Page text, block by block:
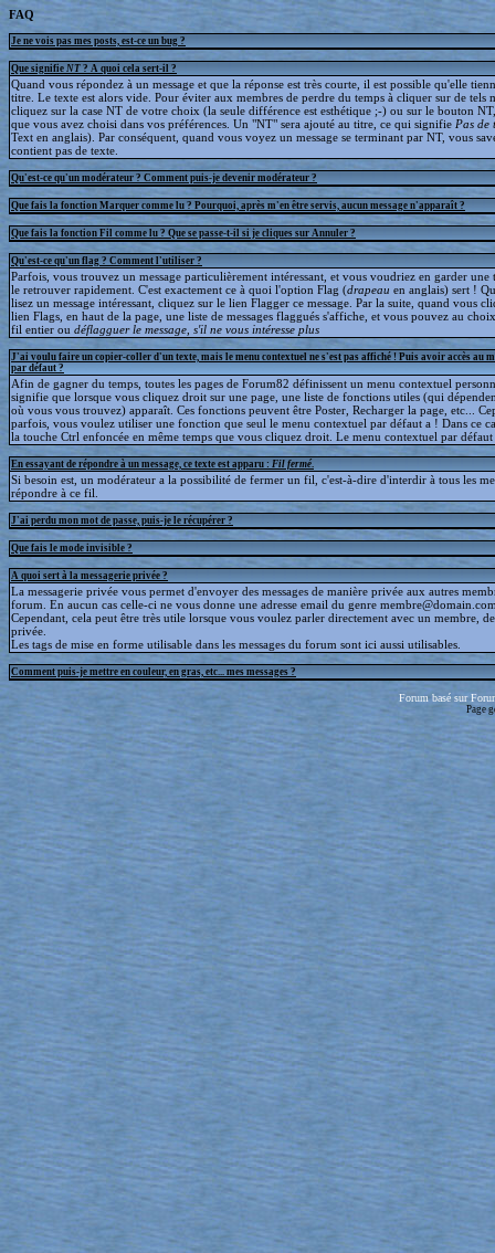
FAQ
Je ne vois pas mes posts, est-ce un bug ?
Que signifie NT ? A quoi cela sert-il ?
Quand vous répondez à un message et que la réponse est très courte, il est possible qu'elle
titre. Le texte est alors vide. Pour éviter aux membres de perdre du temps à cliquer sur de tels
cliquez sur la case NT de votre choix (la seule différence est esthétique ;-) ou sur le bouton
que vous avez choisi dans vos préférences. Un "NT" sera ajouté au titre, ce qui signifie Pas de
Text en anglais). Par conséquent, quand vous voyez un message se terminant par NT, vous
contient pas de texte.
Qu'est-ce qu'un modérateur ? Comment puis-je devenir modérateur ?
Que fais la fonction Marquer comme lu ? Pourquoi, après m'en être servis, aucun message n'apparaît ?
Que fais la fonction Fil comme lu ? Que se passe-t-il si je cliques sur Annuler ?
Qu'est-ce qu'un flag ? Comment l'utiliser ?
Parfois, vous trouvez un message particulièrement intéressant, et vous voudriez en garder une
le retrouver rapidement. C'est exactement ce à quoi l'option Flag (drapeau en anglais) sert !
lisez un message intéressant, cliquez sur le lien Flagger ce message. Par la suite, quand vous
lien Flags, en haut de la page, une liste de messages flaggués s'affiche, et vous pouvez au
fil entier ou déflagguerle message, s'il ne vous intéresse plus
J'ai voulu faire un copier-coller d'un texte, mais le menu contextuel ne s'est pas affiché ! Puis avoir accès au
par défaut ?
Afin de gagner du temps, toutes les pages de Forum82 définissent un menu contextuel
signifie que lorsque vous cliquez droit sur une page, une liste de fonctions utiles (qui
où vous vous trouvez) apparaît. Ces fonctions peuvent être Poster, Recharger la page, etc...
parfois, vous voulez utiliser une fonction que seul le menu contextuel par défaut a ! Dans ce
la touche Ctrl enfoncée en même temps que vous cliquez droit. Le menu contextuel par
En essayant de répondre à un message, ce texte est apparu : Fil fermé
Si besoin est, un modérateur a la possibilité de fermer un fil, c'est-à-dire d'interdir à tous les
répondre à ce fil.
J'ai perdu mon mot de passe, puis-je le récupérer ?
Que fais le mode invisible ?
A quoi sert à la messagerie privée ?
La messagerie privée vous permet d'envoyer des messages de manière privée aux autres
forum. En aucun cas celle-ci ne vous donne une adresse email du genre
Cependant, cela peut être très utile lorsque vous voulez parler directement avec un membre,
privée.
Les tags de mise en forme utilisable dans les messages du forum sont ici aussi utilisables.
Comment puis-je mettre en couleur, en gras, etc... mes messages ?
Forum basé sur
Page